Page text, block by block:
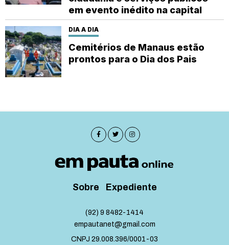
em evento inédito na capital
DIA A DIA
Cemitérios de Manaus estão
prontos para o Dia dos Pais
Sobre Expediente
(92) 9 8482-1414
empautanet@gmail.com
CNPJ 29.008.396/0001-03